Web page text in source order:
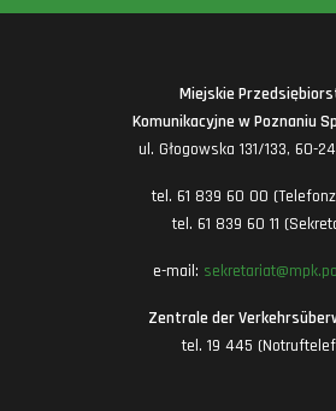
Miejskie
Komunikacyjne w Poznaniu
ul. Głogowska 131/133, 60-
tel. 61 839 60 00
tel. 61 839 60 11
e-mail:
Zentrale der
tel. 19 445